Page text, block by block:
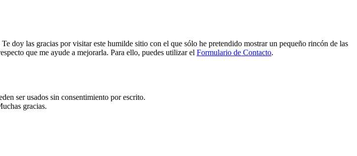
doy las gracias por visitar este humilde sitio con el que sólo he pretendido mostrar un pequeño rincón de las
que me ayude a mejorarla. Para ello, puedes utilizar el Formulario de Contacto.
ser usados sin consentimiento por escrito.
gracias.